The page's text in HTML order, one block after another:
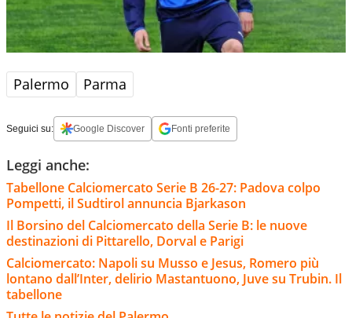
Palermo Parma
Seguici su: Google Discover Fonti preferite
Leggi anche:
Tabellone Calciomercato Serie B 26-27: Padova colpo
Pompetti, il Sudtirol annuncia Bjarkason
Il Borsino del Calciomercato della Serie B: le nuove
destinazioni di Pittarello, Dorval e Parigi
Calciomercato: Napoli su Musso e Jesus, Romero più
lontano dall’Inter, delirio Mastantuono, Juve su Trubin. Il
tabellone